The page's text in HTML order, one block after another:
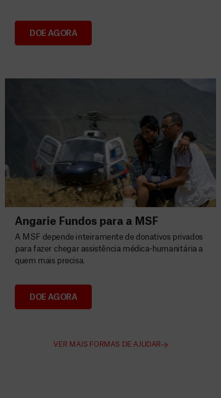
Consignação do IRS 2026
DOE AGORA
Angarie Fundos para a MSF
Angarie Fundos para a MSF
A MSF depende inteiramente de donativos privados
para fazer chegar assistência médica-humanitária a
quem mais precisa.
DOE AGORA
VER MAIS FORMAS DE AJUDAR